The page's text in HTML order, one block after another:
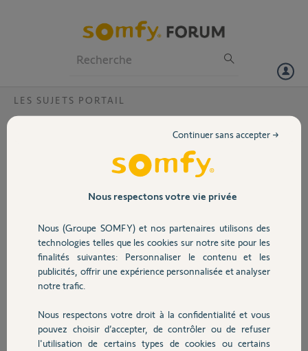
Volet
Sécurité
Domotique
Chauffage
LES SUJETS PORTAIL
Bjr, j'ai effectué le test pour mon
moteur Ls400 Lapeyre, ttfois je ne
suis pas certaine de bien en
comprendre le résultat.
Quand je teste avec la batterie j'ai
même tps mon portail démarre. Le
test de continuité est également
positif dc mes fils sont bons.
Si je comprends on me dit de
j'aurai pensé qu'il s'agissait plus
problème avec le boîtier électronique ?!?!
Merci de votre réponse
Nous respectons votre vie privée
Nous (Groupe SOMFY) et nos partenaires utilisons des
technologies telles que les cookies sur notre site pour les
finalités suivantes: Personnaliser le contenu et les
publicités, offrir une expérience personnalisée et analyser
notre trafic.
Nous respectons votre droit à la confidentialité et vous
pouvez choisir d’accepter, de contrôler ou de refuser
l'utilisation de certains types de cookies ou certains
Continuer sans accepter →